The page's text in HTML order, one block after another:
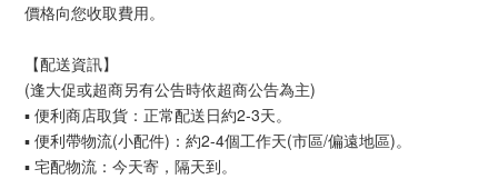
價格向您收取費用。
【配送資訊】
(逢大促或超商另有公告時依超商公告為主)
▪ 便利商店取貨：正常配送日約2-3天。
▪ 便利帶物流(小配件)：約2-4個工作天(市區/偏遠地區)。
▪ 宅配物流：今天寄，隔天到。